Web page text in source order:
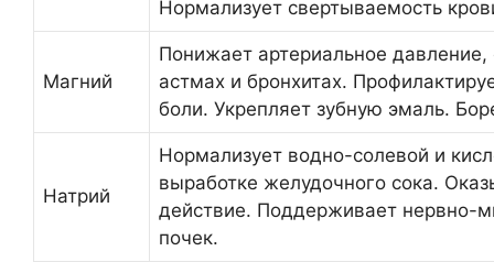
Нормализует свертываемость
Магний
Понижает артериальное
астмах и бронхитах.
боли. Укрепляет зубную эмаль.
Натрий
Нормализует водно-солевой и
выработке желудочного сока.
действие. Поддерживает нервно-
почек.